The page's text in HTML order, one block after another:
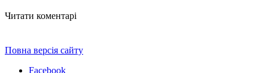
Читати коментарі
Повна версія сайту
Facebook